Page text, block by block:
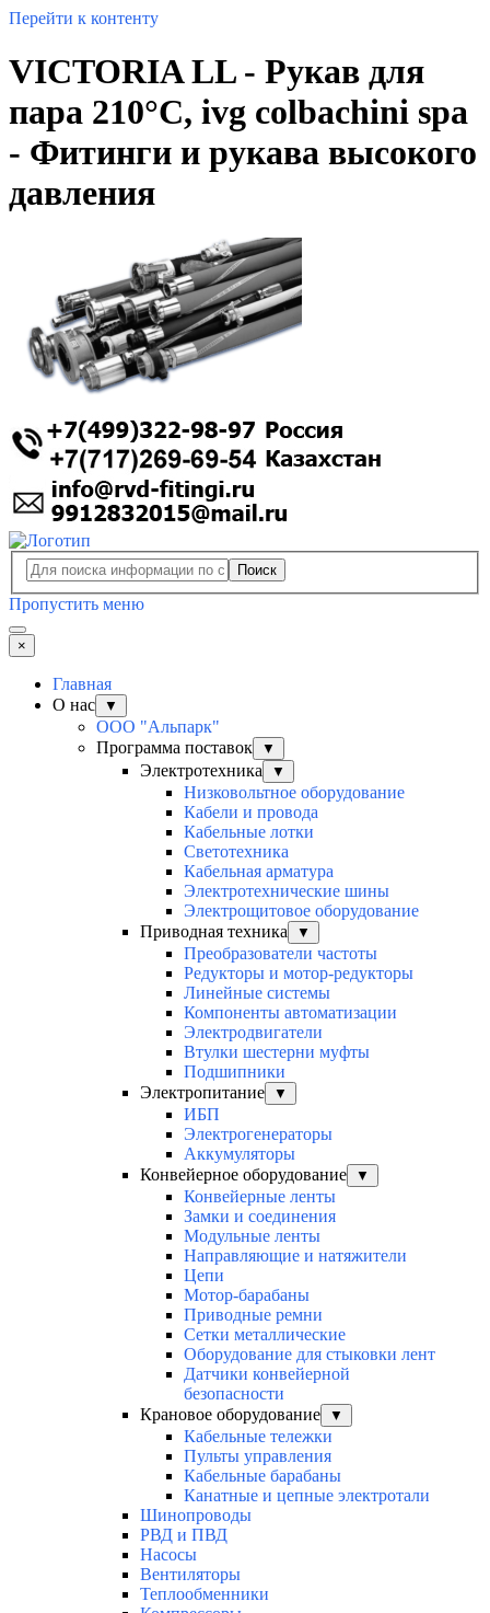
Перейти к контенту
VICTORIA LL - Рукав для
пара 210°C, ivg colbachini spa
- Фитинги и рукава высокого
давления
Поиск
Пропустить меню
×
Главная
О нас
▼
ООО "Альпарк"
Программа поставок
▼
Электротехника ▼
Низковольтное оборудование
Кабели и провода
Кабельные лотки
Светотехника
Кабельная арматура
Электротехнические шины
Электрощитовое оборудование
Приводная техника
▼
Преобразователи частоты
Редукторы и мотор-редукторы
Линейные системы
Компоненты автоматизации
Электродвигатели
Втулки шестерни муфты
Подшипники
Электропитание
▼
ИБП
Электрогенераторы
Аккумуляторы
Конвейерное оборудование
▼
Конвейерные ленты
Замки и соединения
Модульные ленты
Направляющие и натяжители
Цепи
Мотор-барабаны
Приводные ремни
Сетки металлические
Оборудование для стыковки лент
Датчики конвейерной
безопасности
Крановое оборудование
▼
Кабельные тележки
Пульты управления
Кабельные барабаны
Канатные и цепные электротали
Шинопроводы
РВД и ПВД
Насосы
Вентиляторы
Теплообменники